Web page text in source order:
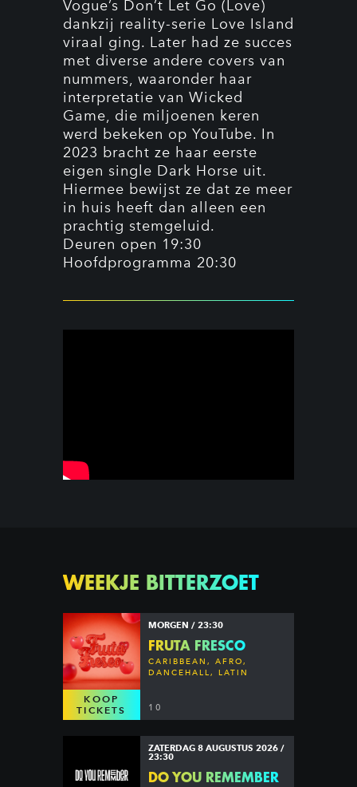
Vogue’s Don’t Let Go (Love)
dankzij reality-serie Love Island
viraal ging. Later had ze succes
met diverse andere covers van
nummers, waaronder haar
interpretatie van Wicked
Game, die miljoenen keren
werd bekeken op YouTube. In
2023 bracht ze haar eerste
eigen single Dark Horse uit.
Hiermee bewijst ze dat ze meer
in huis heeft dan alleen een
prachtig stemgeluid.
Deuren open 19:30
Hoofdprogramma 20:30
WEEKJE BITTERZOET
KOOP
TICKETS
MORGEN / 23:30
FRUTA FRESCO
CARIBBEAN, AFRO,
DANCEHALL, LATIN
10
ZATERDAG 8 AUGUSTUS 2026 /
23:30
DO YOU REMEMBER